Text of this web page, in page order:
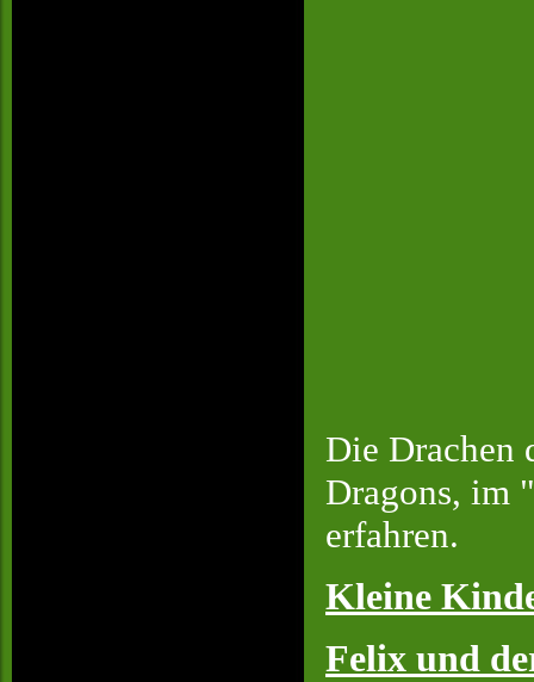
Die Drachen
Dragons, im
erfahren.
Kleine
Felix und